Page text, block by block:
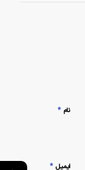
نام *
ایمیل *